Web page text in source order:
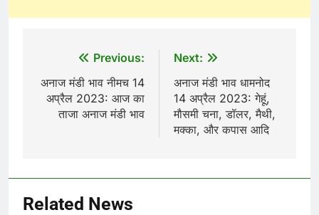
navigation
Previous:
अनाज मंडी भाव नीमच 14
अप्रैल 2023: आज का
ताजा अनाज मंडी भाव
Next:
अनाज मंडी भाव धामनोद
14 अप्रैल 2023: गेहूं,
मौसमी चना, डॉलर, मैथी,
मक्का, और कपास आदि
Related News